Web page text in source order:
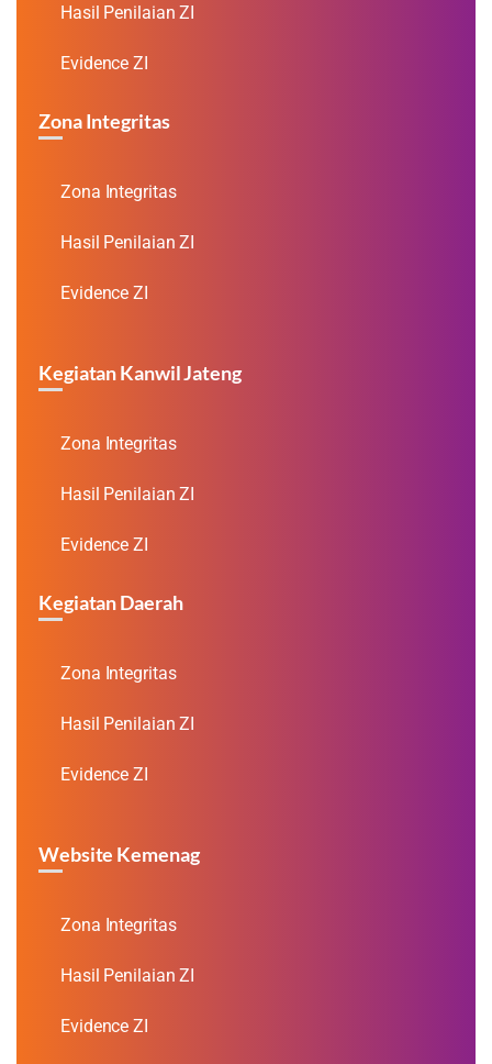
Hasil Penilaian ZI
Evidence ZI
Zona Integritas
Zona Integritas
Hasil Penilaian ZI
Evidence ZI
Kegiatan Kanwil Jateng
Zona Integritas
Hasil Penilaian ZI
Evidence ZI
Kegiatan Daerah
Zona Integritas
Hasil Penilaian ZI
Evidence ZI
Website Kemenag
Zona Integritas
Hasil Penilaian ZI
Evidence ZI